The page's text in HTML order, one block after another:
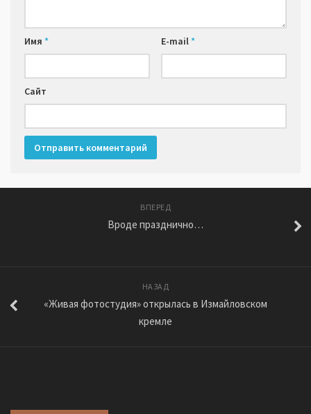
Имя * E-mail*
Сайт
ВПЕРЕД
Вроде празднично…
НАЗАД
«Живая фотостудия» открылась в Измайловском
кремле